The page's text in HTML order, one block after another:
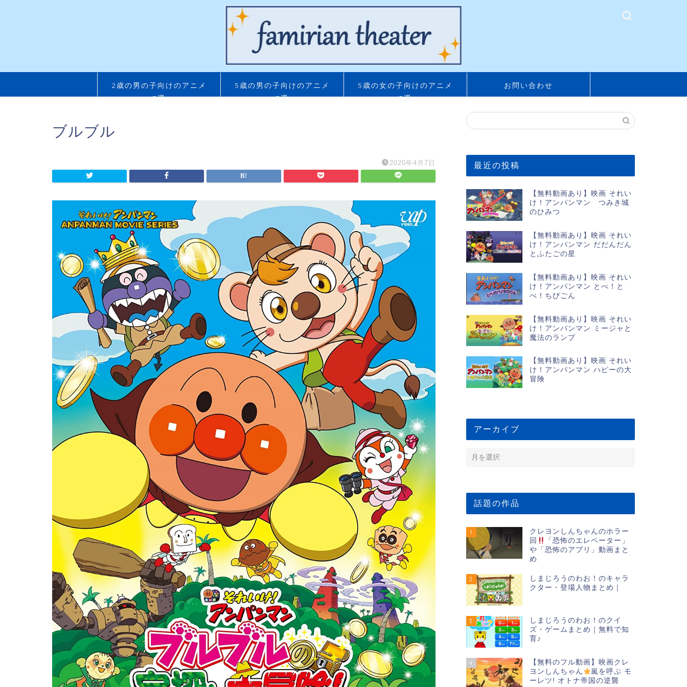
2歳の男の子向けのアニメ
5選
5歳の男の子向けのアニメ
5選
5歳の女の子向けのアニメ
5選
お問い合わせ
ブルブル
2020年4月7日 最近の投稿
【無料動画あり】映画 それい
け！アンパンマン つみき城
のひみつ
【無料動画あり】映画 それい
け！アンパンマン だだんだん
とふたごの星
【無料動画あり】映画 それい
け！アンパンマン とべ！と
べ！ちびごん
【無料動画あり】映画 それい
け！アンパンマン ミージャと
魔法のランプ
【無料動画あり】映画 それい
け！アンパンマン ハピーの大
冒険
アーカイブ
話題の作品
1
クレヨンしんちゃんのホラー
回
「恐怖のエレベーター」
や「恐怖のアプリ」動画まと
め
2
しまじろうのわお！のキャラ
クター・登場人物まとめ｜
3
しまじろうのわお！のクイ
ズ・ゲームまとめ｜無料で知
育♪
4
【無料のフル動画】映画クレ
ヨンしんちゃん
嵐を呼ぶ モ
ーレツ! オトナ帝国の逆襲